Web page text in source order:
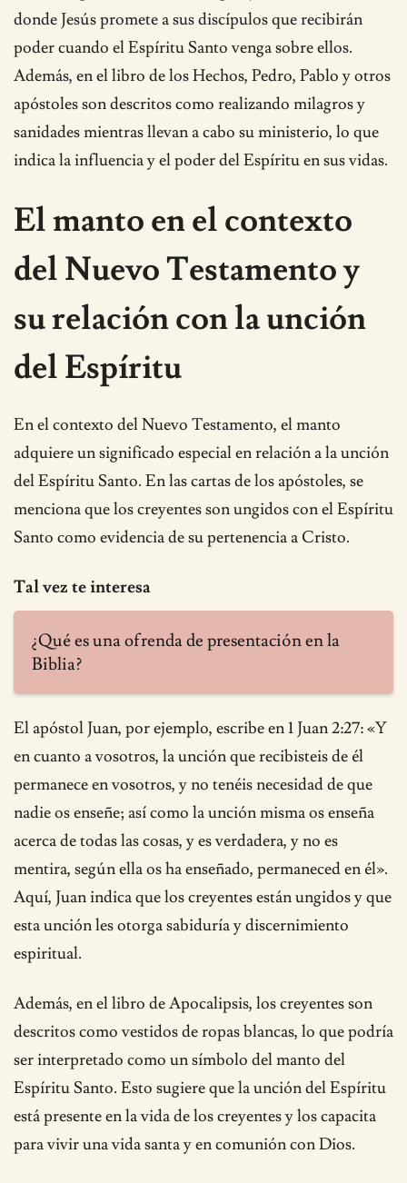
donde Jesús promete a sus discípulos que recibirán
poder cuando el Espíritu Santo venga sobre ellos.
Además, en el libro de los Hechos, Pedro, Pablo y otros
apóstoles son descritos como realizando milagros y
sanidades mientras llevan a cabo su ministerio, lo que
indica la influencia y el poder del Espíritu en sus vidas.
El manto en el contexto
del Nuevo Testamento y
su relación con la unción
del Espíritu
En el contexto del Nuevo Testamento, el manto
adquiere un significado especial en relación a la unción
del Espíritu Santo. En las cartas de los apóstoles, se
menciona que los creyentes son ungidos con el Espíritu
Santo como evidencia de su pertenencia a Cristo.
Tal vez te interesa
¿Qué es una ofrenda de presentación en la
Biblia?
El apóstol Juan, por ejemplo, escribe en 1 Juan 2:27: «Y
en cuanto a vosotros, la unción que recibisteis de él
permanece en vosotros, y no tenéis necesidad de que
nadie os enseñe; así como la unción misma os enseña
acerca de todas las cosas, y es verdadera, y no es
mentira, según ella os ha enseñado, permaneced en él».
Aquí, Juan indica que los creyentes están ungidos y que
esta unción les otorga sabiduría y discernimiento
espiritual.
Además, en el libro de Apocalipsis, los creyentes son
descritos como vestidos de ropas blancas, lo que podría
ser interpretado como un símbolo del manto del
Espíritu Santo. Esto sugiere que la unción del Espíritu
está presente en la vida de los creyentes y los capacita
para vivir una vida santa y en comunión con Dios.